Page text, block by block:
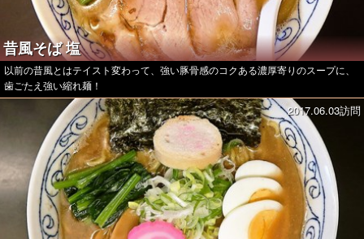
昔風そば 塩
以前の昔風とはテイスト変わって、強い豚骨感のコクある濃厚寄りのスープに、
歯ごたえ強い縮れ麺！
2017.06.03訪問